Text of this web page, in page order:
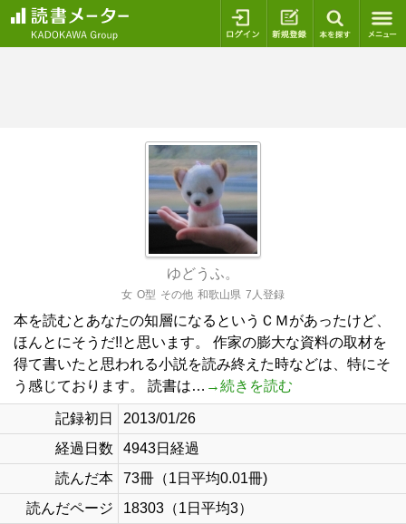
ログイン 新規登録
ゆどうふ。
女 O型 その他 和歌山県 7人登録
本を読むとあなたの知層になるというＣＭがあったけど、
ほんとにそうだ!!と思います。 作家の膨大な資料の取材を
得て書いたと思われる小説を読み終えた時などは、特にそ
う感じております。 読書は… →続きを読む
記録初日
2013/01/26
経過日数
4943日経過
読んだ本
73冊（1日平均0.01冊)
読んだページ
18303（1日平均3）